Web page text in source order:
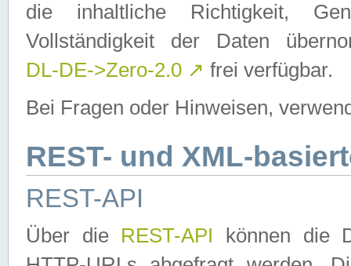
die inhaltliche Richtigkeit,
Vollständigkeit der Daten
DL-DE->Zero-2.0 ↗ frei verfügbar.
Bei Fragen oder Hinweisen,
REST- und XML-
REST-API
Über die REST-API können die